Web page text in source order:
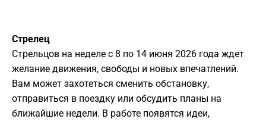
Стрелец
Стрельцов на неделе с 8 по 14 июня 2026 года ждет
желание движения, свободы и новых впечатлений.
Вам может захотеться сменить обстановку,
отправиться в поездку или обсудить планы на
ближайшие недели. В работе появятся идеи,